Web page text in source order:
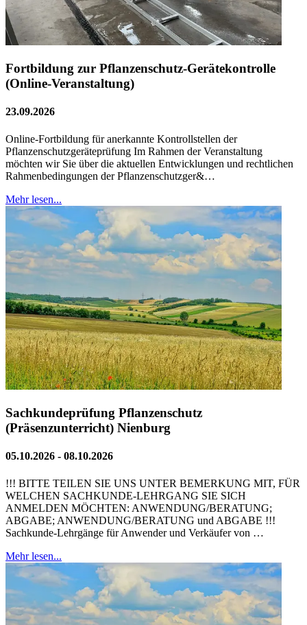
Fortbildung zur Pflanzenschutz-Gerätekontrolle
(Online-Veranstaltung)
23.09.2026
Online-Fortbildung für anerkannte Kontrollstellen der
Pflanzenschutzgeräteprüfung Im Rahmen der Veranstaltung
möchten wir Sie über die aktuellen Entwicklungen und rechtlichen
Rahmenbedingungen der Pflanzenschutzger&…
Mehr lesen...
Sachkundeprüfung Pflanzenschutz
(Präsenzunterricht) Nienburg
05.10.2026 - 08.10.2026
!!! BITTE TEILEN SIE UNS UNTER BEMERKUNG MIT, FÜR
WELCHEN SACHKUNDE-LEHRGANG SIE SICH
ANMELDEN MÖCHTEN: ANWENDUNG/BERATUNG;
ABGABE; ANWENDUNG/BERATUNG und ABGABE !!!
Sachkunde-Lehrgänge für Anwender und Verkäufer von …
Mehr lesen...